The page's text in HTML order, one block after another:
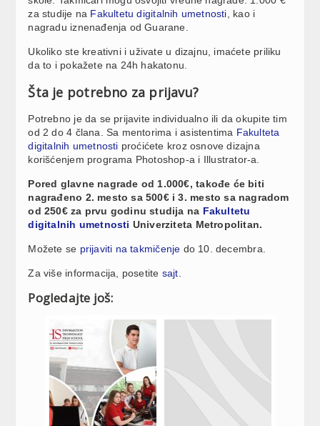
za studije na Fakultetu digitalnih umetnosti , kao i
nagradu iznenađenja od Guarane.
Ukoliko ste kreativni i uživate u dizajnu, imaćete priliku
da to i pokažete na 24h hakatonu.
Šta je potrebno za prijavu?
Potrebno je da se prijavite individualno ili da okupite tim
od 2 do 4 člana. Sa mentorima i asistentima Fakulteta
digitalnih umetnosti proćićete kroz osnove dizajna
korišćenjem programa Photoshop-a i Illustrator-a.
Pored glavne nagrade od 1.000€, takođe će biti
nagrađeno 2. mesto sa 500€ i 3. mesto sa nagradom
od 250€ za prvu godinu studija na Fakultetu
digitalnih umetnosti Univerziteta Metropolitan.
Možete se prijaviti na takmičenje do 10. decembra.
Za više informacija, posetite sajt.
Pogledajte još: